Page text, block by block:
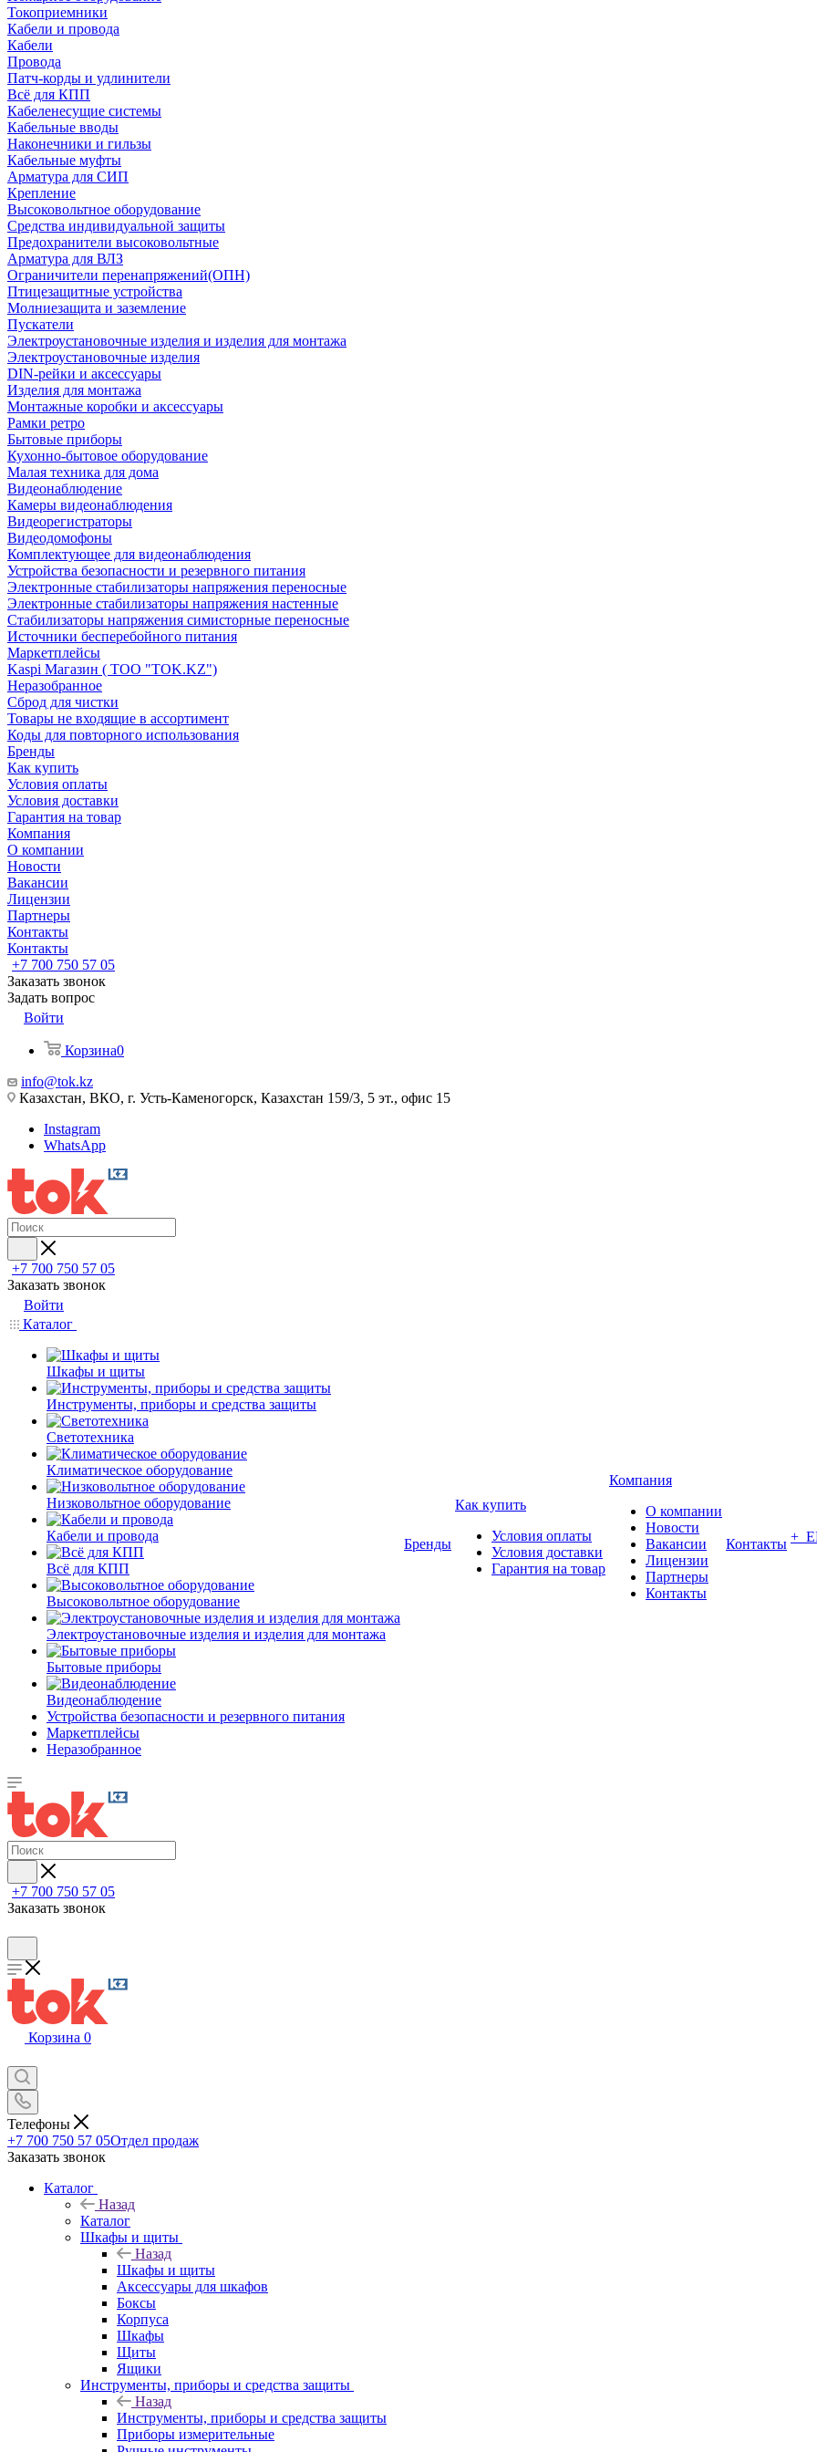
Токоприемники
Кабели и провода
Кабели
Провода
Патч-корды и удлинители
Всё для КПП
Кабеленесущие системы
Кабельные вводы
Наконечники и гильзы
Кабельные муфты
Арматура для СИП
Крепление
Высоковольтное оборудование
Средства индивидуальной защиты
Предохранители высоковольтные
Арматура для ВЛЗ
Ограничители перенапряжений(ОПН)
Птицезащитные устройства
Молниезащита и заземление
Пускатели
Электроустановочные изделия и изделия для монтажа
Электроустановочные изделия
DIN-рейки и аксессуары
Изделия для монтажа
Монтажные коробки и аксессуары
Рамки ретро
Бытовые приборы
Кухонно-бытовое оборудование
Малая техника для дома
Видеонаблюдение
Камеры видеонаблюдения
Видеорегистраторы
Видеодомофоны
Комплектующее для видеонаблюдения
Устройства безопасности и резервного питания
Электронные стабилизаторы напряжения переносные
Электронные стабилизаторы напряжения настенные
Стабилизаторы напряжения симисторные переносные
Источники бесперебойного питания
Маркетплейсы
Kaspi Магазин ( ТОО "TOK.KZ")
Неразобранное
Сброд для чистки
Товары не входящие в ассортимент
Коды для повторного использования
Бренды
Как купить
Условия оплаты
Условия доставки
Гарантия на товар
Компания
О компании
Новости
Вакансии
Лицензии
Партнеры
Контакты
Контакты
+7 700 750 57 05
Заказать звонок
Задать вопрос
Войти
Корзина0
info@tok.kz
Казахстан, ВКО, г. Усть-Каменогорск, Казахстан 159/3, 5 эт., офис 15
Instagram
WhatsApp
+7 700 750 57 05
Заказать звонок
Войти
Каталог
Шкафы и щиты
Инструменты, приборы и средства защиты
Светотехника
Климатическое оборудование
Низковольтное оборудование
Кабели и провода
Всё для КПП
Высоковольтное оборудование
Электроустановочные изделия и изделия для монтажа
Бытовые приборы
Видеонаблюдение
Устройства безопасности и резервного питания
Маркетплейсы
Неразобранное
Бренды
Как купить
Условия оплаты
Условия доставки
Гарантия на товар
Компания
О компании
Новости
Вакансии
Лицензии
Партнеры
Контакты
Контакты +
+7 700 750 57 05
Заказать звонок
Корзина 0
Телефоны
+7 700 750 57 05Отдел продаж
Заказать звонок
Каталог
Назад
Каталог
Шкафы и щиты
Назад
Шкафы и щиты
Аксессуары для шкафов
Боксы
Корпуса
Шкафы
Щиты
Ящики
Инструменты, приборы и средства защиты
Назад
Инструменты, приборы и средства защиты
Приборы измерительные